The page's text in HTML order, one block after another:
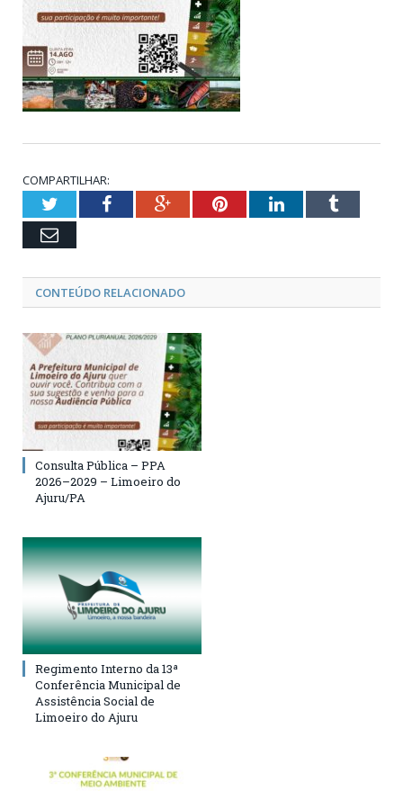
COMPARTILHAR:
TwitterFacebookGoogle+PinterestLinkedInTumblr
Email
CONTEÚDO RELACIONADO
Consulta Pública – PPA
2026–2029 – Limoeiro do
Ajuru/PA
Regimento Interno da 13ª
Conferência Municipal de
Assistência Social de
Limoeiro do Ajuru